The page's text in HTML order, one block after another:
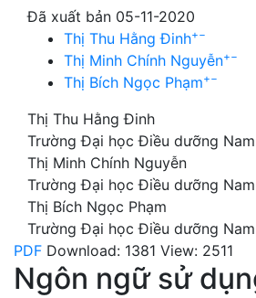
Đã xuất bản 05-11-2020
Thị Thu Hằng Đinh+−
Thị Minh Chính Nguyễn+−
Thị Bích Ngọc Phạm+−
Thị Thu Hằng Đinh
Trường Đại học Điều dưỡng
Thị Minh Chính Nguyễn
Trường Đại học Điều dưỡng
Thị Bích Ngọc Phạm
Trường Đại học Điều dưỡng
PDF Download: 1381 View: 2511
Ngôn ngữ sử